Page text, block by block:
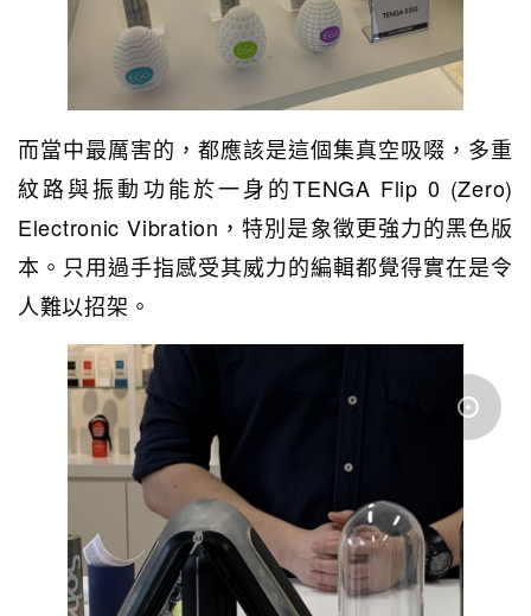
而當中最厲害的，都應該是這個集真空吸啜，多重
紋路與振動功能於一身的TENGA Flip 0 (Zero)
Electronic Vibration，特別是象徵更強力的黑色版
本。只用過手指感受其威力的編輯都覺得實在是令
人難以招架。